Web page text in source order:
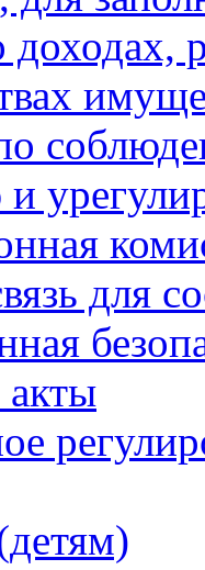
доходах,
для